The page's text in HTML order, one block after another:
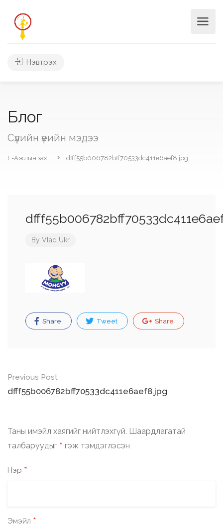
Нэвтрэх
Блог
Сүүлийн үеийн мэдээ
Е-Ажлын зах dfff55b006782bff70533dc411e6aef8.jpg
By Vlad Ukr
Share Tweet Share
Post
navigation
Previous Post
dfff55b006782bff70533dc411e6aef8.jpg
Таны имэйл хаягийг нийтлэхгүй. Шаардлагатай
талбаруудыг * гэж тэмдэглэсэн
Нэр *
Эмэйл *